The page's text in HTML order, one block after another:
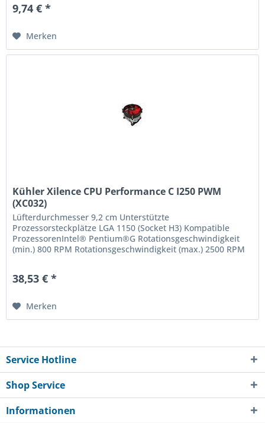
9,74 € *
Merken
Kühler Xilence CPU Performance C I250 PWM
(XC032)
Lüfterdurchmesser 9,2 cm Unterstützte
Prozessorsteckplätze LGA 1150 (Socket H3) Kompatible
ProzessorenIntel® Pentium®G Rotationsgeschwindigkeit
(min.) 800 RPM Rotationsgeschwindigkeit (max.) 2500 RPM
38,53 € *
Merken
Service Hotline
Shop Service
Informationen